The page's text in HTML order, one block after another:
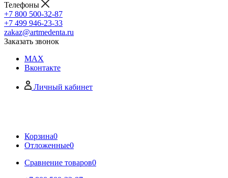
Телефоны
+7 800 500-32-87
+7 499 946-23-33
zakaz@artmedenta.ru
Заказать звонок
MAX
Вконтакте
Личный кабинет
Корзина0
Отложенные0
Сравнение товаров0